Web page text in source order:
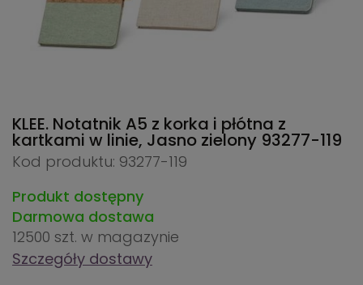
KLEE. Notatnik A5 z korka i płótna z
kartkami w linie, Jasno zielony 93277-119
Kod produktu: 93277-119
Produkt dostępny
Darmowa dostawa
12500 szt. w magazynie
Szczegóły dostawy